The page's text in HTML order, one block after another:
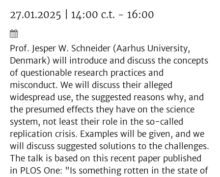
27.01.2025 | 14:00 c.t. - 16:00
Prof. Jesper W. Schneider (Aarhus University,
Denmark) will introduce and discuss the concepts
of questionable research practices and
misconduct. We will discuss their alleged
widespread use, the suggested reasons why, and
the presumed effects they have on the science
system, not least their role in the so-called
replication crisis. Examples will be given, and we
will discuss suggested solutions to the challenges.
The talk is based on this recent paper published
in PLOS One: "Is something rotten in the state of